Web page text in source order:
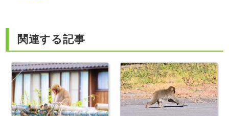
関連する記事